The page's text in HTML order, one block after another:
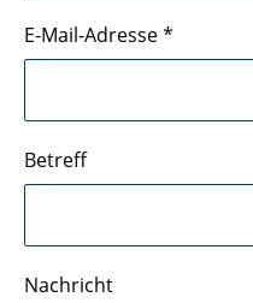
E-Mail-Adresse*
Betreff
Nachricht